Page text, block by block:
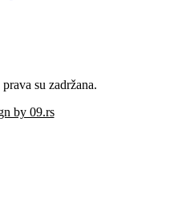
su zadržana.
by 09.rs